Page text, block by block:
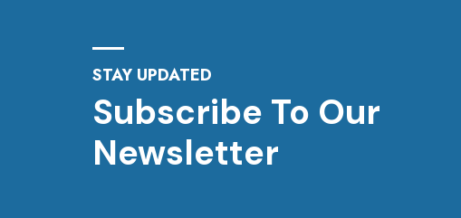
STAY UPDATED
Subscribe To Our
Newsletter